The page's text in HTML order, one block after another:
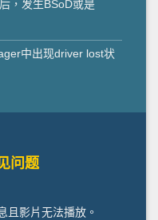
，发生BSoD或是
中出现driver lost状
问题
且影片无法播放。